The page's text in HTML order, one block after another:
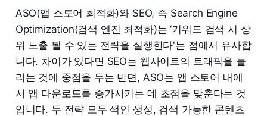
ASO(앱 스토어 최적화)와 SEO, 즉 Search Engine
Optimization(검색 엔진 최적화)는 ‘키워드 검색 시 상
위 노출 될 수 있는 전략을 실행한다'는 점에서 유사합
니다. 차이가 있다면 SEO는 웹사이트의 트래픽을 늘
리는 것에 중점을 두는 반면, ASO는 앱 스토어 내에
서 앱 다운로드를 증가시키는 데 초점을 맞춘다는 것
입니다. 두 전략 모두 색인 생성, 검색 가능한 콘텐츠